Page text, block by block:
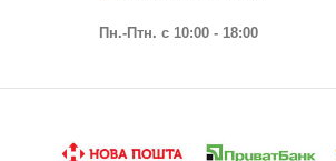
Пн.-Птн. c 10:00 - 18:00